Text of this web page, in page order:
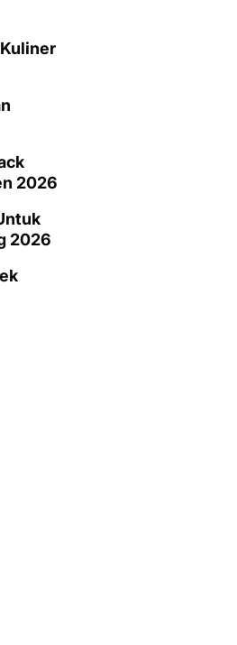
2026
2026